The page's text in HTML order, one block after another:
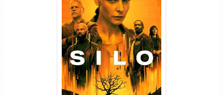
Silo 1ª Temporada Torrent
(2023) WEB-DL
720p/1080p/4K Dual Áudio